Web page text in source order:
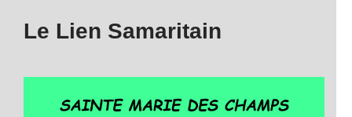
Le Lien Samaritain